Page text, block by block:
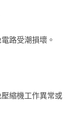
路受潮損壞。
縮機工作異常或